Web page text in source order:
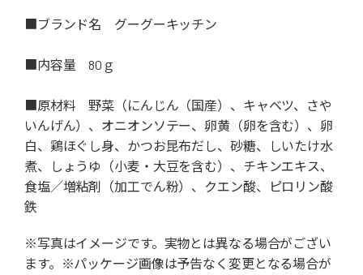
■ブランド名 グーグーキッチン
■内容量 80ｇ
■原材料 野菜（にんじん（国産）、キャベツ、さや
いんげん）、オニオンソテー、卵黄（卵を含む）、卵
白、鶏ほぐし身、かつお昆布だし、砂糖、しいたけ水
煮、しょうゆ（小麦・大豆を含む）、チキンエキス、
食塩／増粘剤（加工でん粉）、クエン酸、ピロリン酸
鉄
※写真はイメージです。実物とは異なる場合がござい
ます。※パッケージ画像は予告なく変更となる場合が